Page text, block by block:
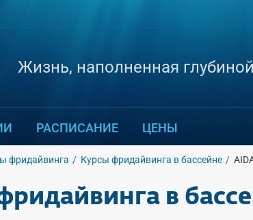
Жизнь, наполненная глубиной
РАСПИСАНИЕ ЦЕНЫ
фридайвинга Курсы фридайвинга в бассейне
в